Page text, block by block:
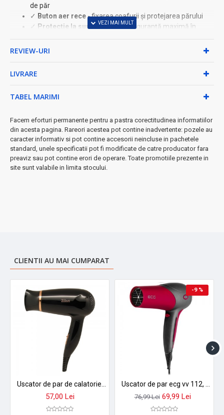
de păr
✓ Buton aer rece- fixarea coafurii și protejarea părului
✓ Protecție la supraîncălzire- siguranță maximă în
✓ Design ergonomic
protecție automată îți garantează siguranța, în timp ce
sau călătorii.
•Perfect pentru toate tipurile de păr
•Rezultate de salon în confortul casei tale
REVIEW-URI
LIVRARE
TABEL MARIMI
Facem eforturi permanente pentru a pastra corectitudinea informatiilor
din acesta pagina. Rareori acestea pot contine inadvertente: pozele au
caracter informativ si pot contine accesorii neincluse in pachetele
standard, unele specificatii pot fi modificate de catre producator fara
preaviz sau pot contine erori de operare. Toate promotiile prezente in
site sunt valabile in limita stocului.
CLIENTII AU MAI CUMPARAT
57,00 Lei
-9 %
76,99 Lei 69,99 Lei